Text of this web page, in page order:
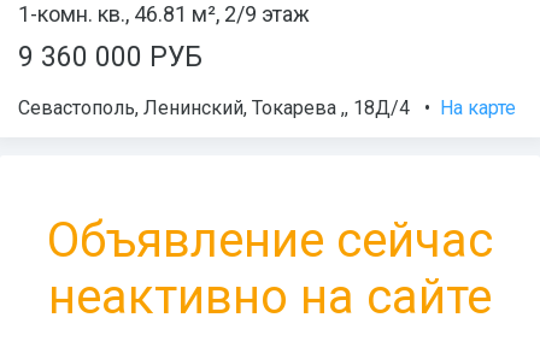
1-комн. кв., 46.81 м², 2/9 этаж
9 360 000 РУБ
Севастополь, Ленинский, Токарева ,, 18Д/4 • На карте
Объявление сейчас
неактивно на сайте